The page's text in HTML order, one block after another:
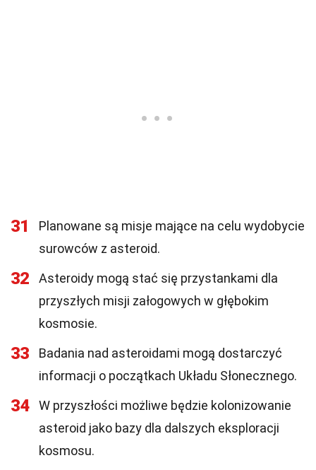
31
Planowane są misje mające na celu wydobycie
surowców z asteroid.
32
Asteroidy mogą stać się przystankami dla
przyszłych misji załogowych w głębokim
kosmosie.
33
Badania nad asteroidami mogą dostarczyć
informacji o początkach Układu Słonecznego.
34
W przyszłości możliwe będzie kolonizowanie
asteroid jako bazy dla dalszych eksploracji
kosmosu.